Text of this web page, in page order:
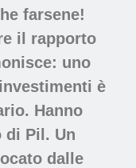
farsene!
il rapporto
uno
è
Hanno
di Pil. Un
dalle